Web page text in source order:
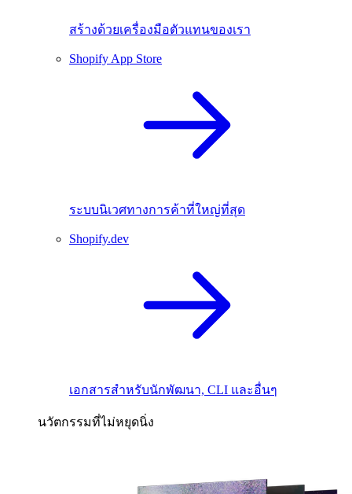
สร้างด้วยเครื่องมือตัวแทนของเรา
Shopify App Store
ระบบนิเวศทางการค้าที่ใหญ่ที่สุด
Shopify.dev
เอกสารสำหรับนักพัฒนา, CLI และอื่นๆ
นวัตกรรมที่ไม่หยุดนิ่ง